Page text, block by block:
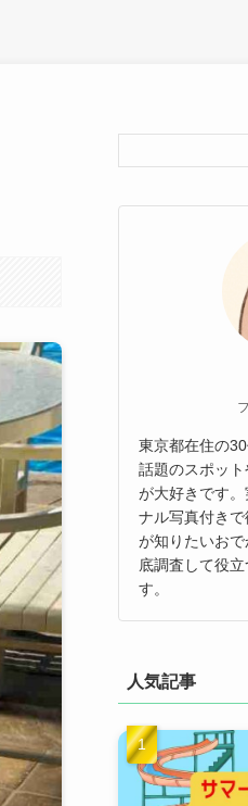
東京都在住の30
話題のスポッ
が大好きです
ナル写真付き
が知りたいお
底調査して役
す。
人気記事